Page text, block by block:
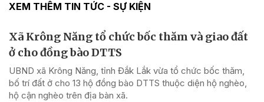
XEM THÊM TIN TỨC - SỰ KIỆN
Xã Krông Năng tổ chức bốc thăm và giao đất
ở cho đồng bào DTTS
UBND xã Krông Năng, tỉnh Đắk Lắk vừa tổ chức bốc thăm,
bố trí đất ở cho 13 hộ đồng bào DTTS thuộc diện hộ nghèo,
hộ cận nghèo trên địa bàn xã.